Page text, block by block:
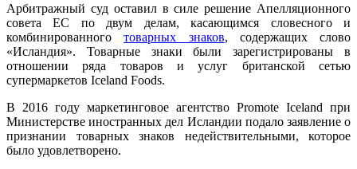
Арбитражный суд оставил в силе решение Апелляционного
совета ЕС по двум делам, касающимся словесного и
комбинированноготоварных знаков, содержащих слово
«Исландия». Товарные знаки были зарегистрированы в
отношении ряда товаров и услуг британской сетью
супермаркетов Iceland Foods.
В 2016 году маркетинговое агентство Promote Iceland при
Министерстве иностранных дел Исландии подало заявление о
признании товарных знаков недействительными, которое
было удовлетворено.